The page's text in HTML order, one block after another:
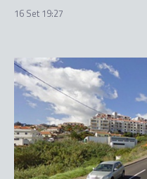
16 Set 19:27